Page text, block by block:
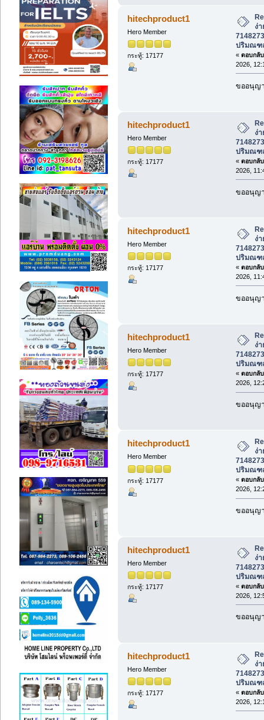
hitechproduct1
Hero Member
กระทู้: 17177
ง่
ปริมณฑ
« ตอบกลั
2026,
ขออนุญ
hitechproduct1
Hero Member
กระทู้: 17177
ง่
ปริมณฑ
« ตอบกลั
2026,
ขออนุญ
hitechproduct1
Hero Member
กระทู้: 17177
ง่
ปริมณฑ
« ตอบกลั
2026,
ขออนุญ
hitechproduct1
Hero Member
กระทู้: 17177
ง่
ปริมณฑ
« ตอบกลั
2026,
ขออนุญ
hitechproduct1
Hero Member
กระทู้: 17177
ง่
ปริมณฑ
« ตอบกลั
2026,
ขออนุญ
hitechproduct1
Hero Member
กระทู้: 17177
ง่
ปริมณฑ
« ตอบกลั
2026,
ขออนุญ
hitechproduct1
Hero Member
กระทู้: 17177
ง่
ปริมณฑ
« ตอบกลั
2026,